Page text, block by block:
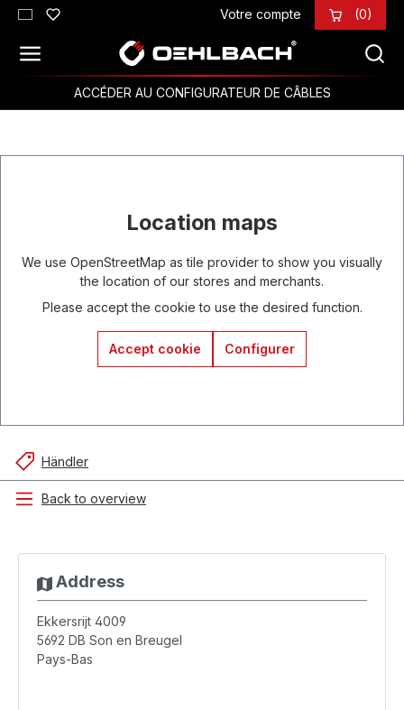
Passer au contenu principal Votre compte (0)
ACCÉDER AU CONFIGURATEUR DE CÂBLES
Location maps
We use OpenStreetMap as tile provider to show you visually
the location of our stores and merchants.
Please accept the cookie to use the desired function.
Accept cookie Configurer
Händler
Back to overview
Address
Ekkersrijt 4009
5692 DB Son en Breugel
Pays-Bas